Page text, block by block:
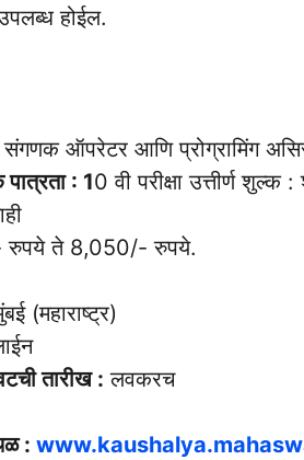
होईल.
संगणक ऑपरेटर आणि प्रोग्रामिंग
: 10 वी परीक्षा उत्तीर्ण शुल्क
ते 8,050/- रुपये.
(महाराष्ट्र)
तारीख : लवकरच
: